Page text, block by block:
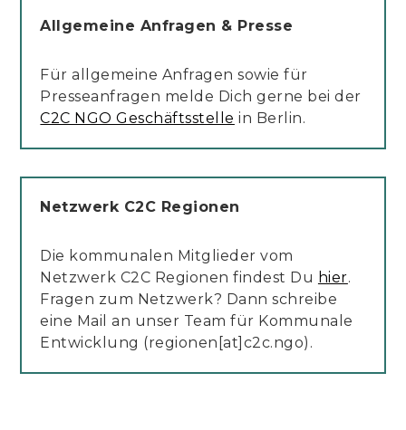
Allgemeine Anfragen & Presse
Für allgemeine Anfragen sowie für
Presseanfragen melde Dich gerne bei der
C2C NGO Geschäftsstelle in Berlin.
Netzwerk C2C Regionen
Die kommunalen Mitglieder vom
Netzwerk C2C Regionen findest Du hier.
Fragen zum Netzwerk? Dann schreibe
eine Mail an unser Team für Kommunale
Entwicklung (regionen[at]c2c.ngo).